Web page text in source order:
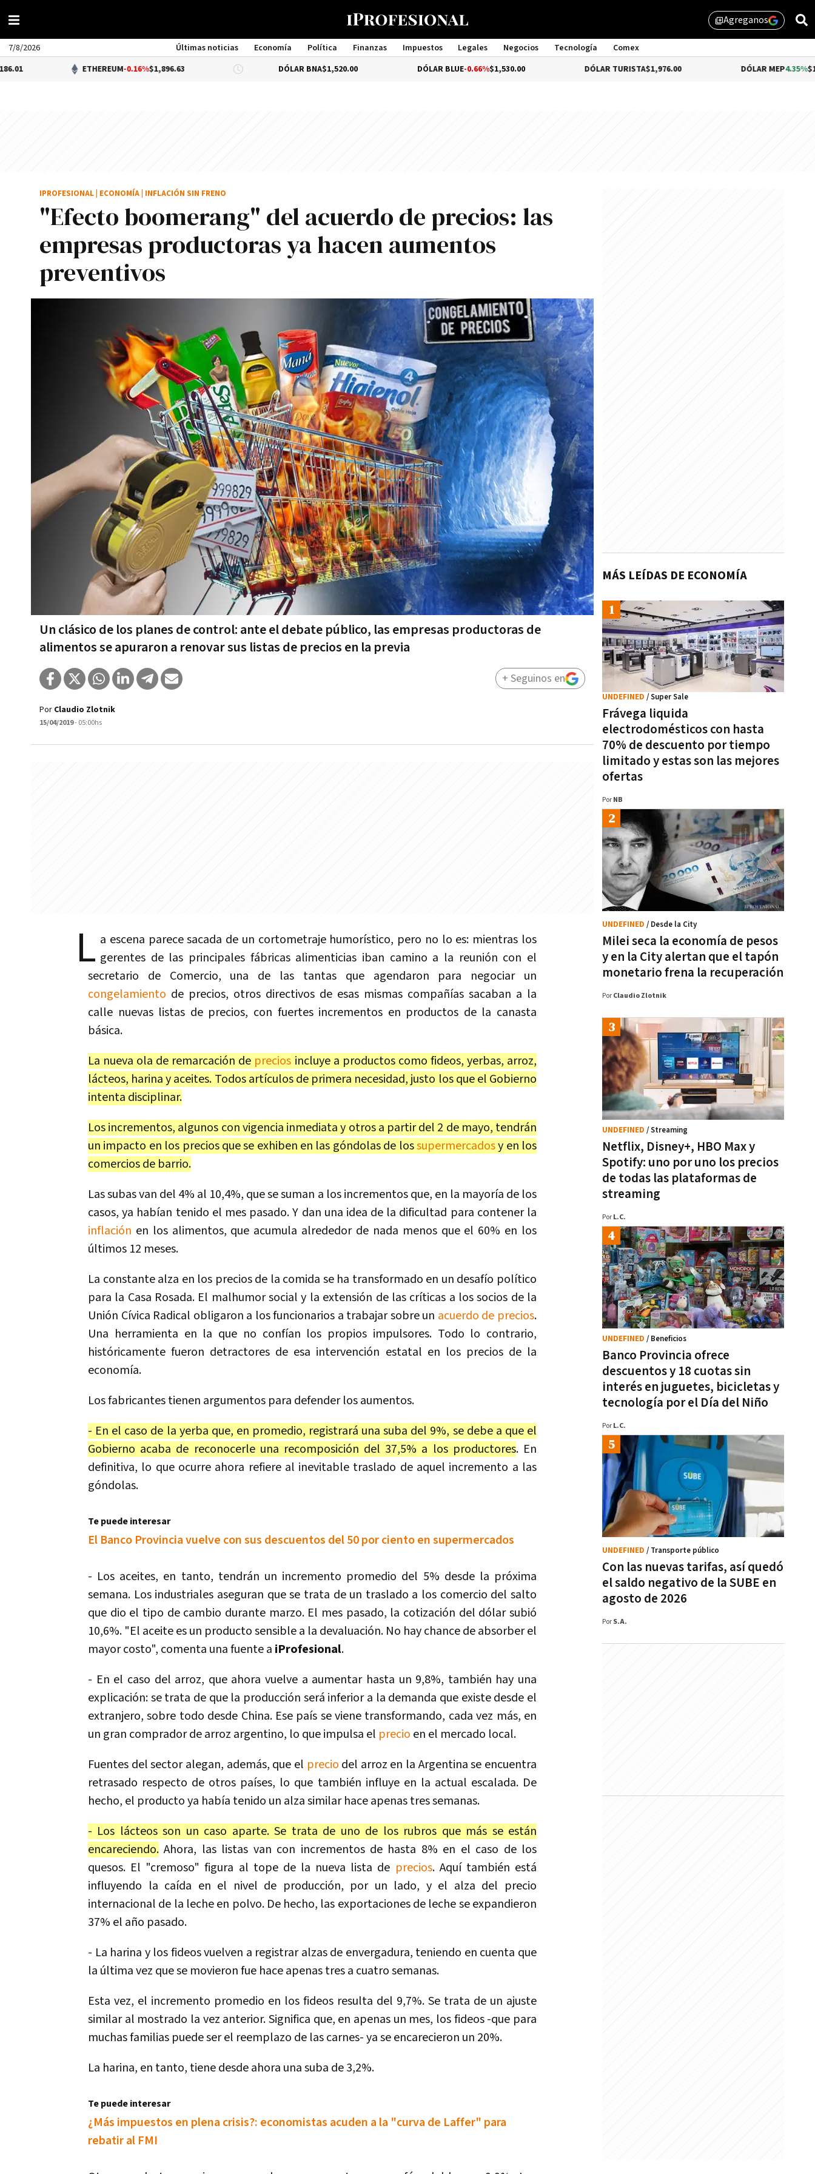
library_addAgreganos
7/8/2026 Últimas noticias Economía Política Finanzas Impuestos Legales Negocios Tecnología
Comex
Management
ETHEREUM -0.16%$1,896.63 DÓLAR BNA $1,520.00 DÓLAR BLUE-0.66%$1,530.00 DÓLAR TURISTA$1,976.00 DÓLAR MEP4.35%$1,579.46
"Efecto boomerang" del acuerdo de precios: las
empresas productoras ya hacen aumentos
preventivos
Un clásico de los planes de control: ante el debate público, las empresas productoras de
alimentos se apuraron a renovar sus listas de precios en la previa
IPROFESIONAL ECONOMÍA INFLACIÓN SIN FRENO
Por Claudio Zlotnik
15/04/2019- 05:00hs
+ Seguinos en
L a escena parece sacada de un cortometraje humorístico, pero no lo es: mientras los
gerentes de las principales fábricas alimenticias iban camino a la reunión con el
secretario de Comercio, una de las tantas que agendaron para negociar un
congelamiento de precios, otros directivos de esas mismas compañías sacaban a la
calle nuevas listas de precios, con fuertes incrementos en productos de la canasta
básica.
La nueva ola de remarcación de precios incluye a productos como fideos, yerbas, arroz,
lácteos, harina y aceites. Todos artículos de primera necesidad, justo los que el Gobierno
intenta disciplinar.
Los incrementos, algunos con vigencia inmediata y otros a partir del 2 de mayo, tendrán
un impacto en los precios que se exhiben en las góndolas de lossupermercadosy en los
comercios de barrio.
Las subas van del 4% al 10,4%, que se suman a los incrementos que, en la mayoría de los
casos, ya habían tenido el mes pasado. Y dan una idea de la dificultad para contener la
inflación en los alimentos, que acumula alrededor de nada menos que el 60% en los
últimos 12 meses.
La constante alza en los precios de la comida se ha transformado en un desafío político
para la Casa Rosada. El malhumor social y la extensión de las críticas a los socios de la
Unión Cívica Radical obligaron a los funcionarios a trabajar sobre un acuerdo de precios.
Una herramienta en la que no confían los propios impulsores. Todo lo contrario,
históricamente fueron detractores de esa intervención estatal en los precios de la
economía.
Los fabricantes tienen argumentos para defender los aumentos.
- En el caso de la yerba que, en promedio, registrará una suba del 9%, se debe a que el
Gobierno acaba de reconocerle una recomposición del 37,5% a los productores. En
definitiva, lo que ocurre ahora refiere al inevitable traslado de aquel incremento a las
góndolas.
Te puede interesar
El Banco Provincia vuelve con sus descuentos del 50 por ciento en supermercados
- Los aceites, en tanto, tendrán un incremento promedio del 5% desde la próxima
semana. Los industriales aseguran que se trata de un traslado a los comercio del salto
que dio el tipo de cambio durante marzo. El mes pasado, la cotización del dólar subió
10,6%. "El aceite es un producto sensible a la devaluación. No hay chance de absorber el
mayor costo", comenta una fuente a iProfesional.
- En el caso del arroz, que ahora vuelve a aumentar hasta un 9,8%, también hay una
explicación: se trata de que la producción será inferior a la demanda que existe desde el
extranjero, sobre todo desde China. Ese país se viene transformando, cada vez más, en
un gran comprador de arroz argentino, lo que impulsa el precio en el mercado local.
Fuentes del sector alegan, además, que el precio del arroz en la Argentina se encuentra
retrasado respecto de otros países, lo que también influye en la actual escalada. De
hecho, el producto ya había tenido un alza similar hace apenas tres semanas.
- Los lácteos son un caso aparte. Se trata de uno de los rubros que más se están
encareciendo. Ahora, las listas van con incrementos de hasta 8% en el caso de los
quesos. El "cremoso" figura al tope de la nueva lista de precios. Aquí también está
influyendo la caída en el nivel de producción, por un lado, y el alza del precio
internacional de la leche en polvo. De hecho, las exportaciones de leche se expandieron
37% el año pasado.
- La harina y los fideos vuelven a registrar alzas de envergadura, teniendo en cuenta que
la última vez que se movieron fue hace apenas tres a cuatro semanas.
Esta vez, el incremento promedio en los fideos resulta del 9,7%. Se trata de un ajuste
similar al mostrado la vez anterior. Significa que, en apenas un mes, los fideos -que para
muchas familias puede ser el reemplazo de las carnes- ya se encarecieron un 20%.
La harina, en tanto, tiene desde ahora una suba de 3,2%.
Te puede interesar
¿Más impuestos en plena crisis?: economistas acuden a la "curva de Laffer" para
rebatir al FMI
MÁS LEÍDAS DE ECONOMÍA
Frávega liquida
electrodomésticos con hasta
70% de descuento por tiempo
limitado y estas son las mejores
ofertas
UNDEFINED / Super Sale
Por NB
Milei seca la economía de pesos
y en la City alertan que el tapón
monetario frena la recuperación
UNDEFINED / Desde la City
Por Claudio Zlotnik
Netflix, Disney+, HBO Max y
Spotify: uno por uno los precios
de todas las plataformas de
streaming
UNDEFINED / Streaming
Por L.C.
Banco Provincia ofrece
descuentos y 18 cuotas sin
interés en juguetes, bicicletas y
tecnología por el Día del Niño
UNDEFINED / Beneficios
Por L.C.
Con las nuevas tarifas, así quedó
el saldo negativo de la SUBE en
agosto de 2026
UNDEFINED / Transporte público
Por S.A.